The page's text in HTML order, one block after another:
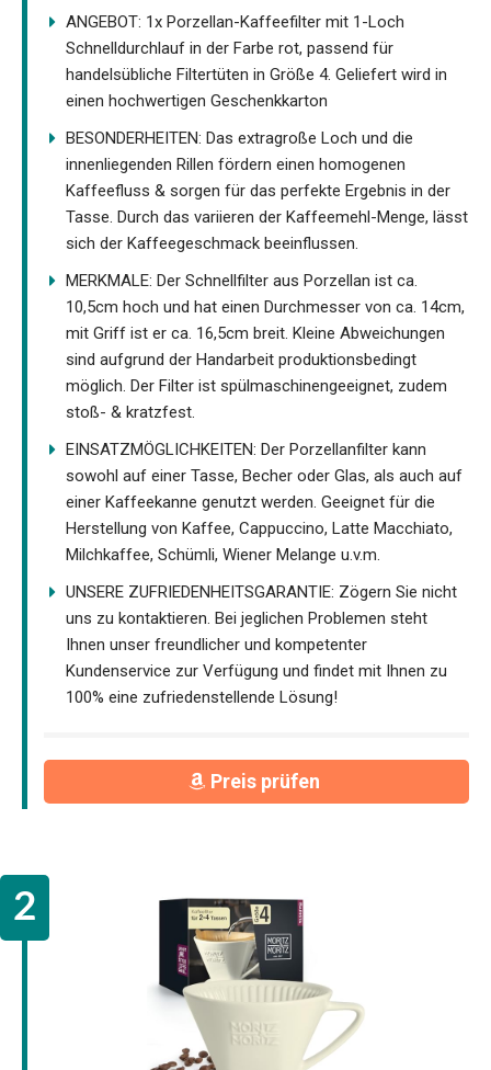
ANGEBOT: 1x Porzellan-Kaffeefilter mit 1-Loch
Schnelldurchlauf in der Farbe rot, passend für
handelsübliche Filtertüten in Größe 4. Geliefert wird in
einen hochwertigen Geschenkkarton
BESONDERHEITEN: Das extragroße Loch und die
innenliegenden Rillen fördern einen homogenen
Kaffeefluss & sorgen für das perfekte Ergebnis in der
Tasse. Durch das variieren der Kaffeemehl-Menge, lässt
sich der Kaffeegeschmack beeinflussen.
MERKMALE: Der Schnellfilter aus Porzellan ist ca.
10,5cm hoch und hat einen Durchmesser von ca. 14cm,
mit Griff ist er ca. 16,5cm breit. Kleine Abweichungen
sind aufgrund der Handarbeit produktionsbedingt
möglich. Der Filter ist spülmaschinengeeignet, zudem
stoß- & kratzfest.
EINSATZMÖGLICHKEITEN: Der Porzellanfilter kann
sowohl auf einer Tasse, Becher oder Glas, als auch auf
einer Kaffeekanne genutzt werden. Geeignet für die
Herstellung von Kaffee, Cappuccino, Latte Macchiato,
Milchkaffee, Schümli, Wiener Melange u.v.m.
UNSERE ZUFRIEDENHEITSGARANTIE: Zögern Sie nicht
uns zu kontaktieren. Bei jeglichen Problemen steht
Ihnen unser freundlicher und kompetenter
Kundenservice zur Verfügung und findet mit Ihnen zu
100% eine zufriedenstellende Lösung!
Preis prüfen